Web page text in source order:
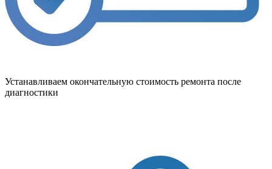
Устанавливаем окончательную стоимость ремонта после
диагностики